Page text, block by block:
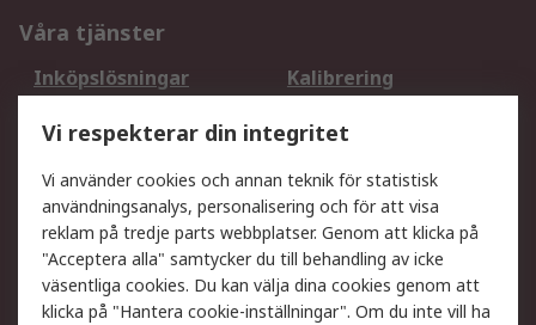
Våra tjänster
Inköpslösningar
Kalibrering
DesignSpark
Teknisk Support
Ditt lokala säljteam
Exportlösningar
Support
Få hjälp
Retur av varor
Leverans
Spåra din order
Vi respekterar din integritet
Vi använder cookies och annan teknik för statistisk
användningsanalys, personalisering och för att visa
reklam på tredje parts webbplatser. Genom att klicka på
"Acceptera alla" samtycker du till behandling av icke
väsentliga cookies. Du kan välja dina cookies genom att
klicka på "Hantera cookie-inställningar". Om du inte vill ha